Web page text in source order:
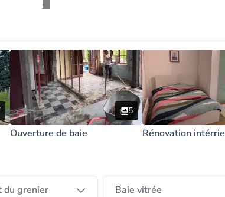
au respect des délais et à la qualité du
personnalisée, du premier contact
et régulière à chaque étape du chantier.
5
Ouverture de baie Rénovation
du grenier Baie vitrée